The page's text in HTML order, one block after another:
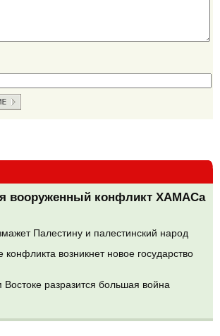
вооруженный конфликт ХАМАСа
Палестину и палестинский народ
конфликта возникнет новое государство
разразится большая война